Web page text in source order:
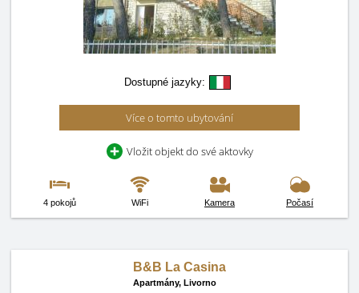
Dostupné jazyky:
Více o tomto ubytování
Vložit objekt do své aktovky
4 pokojů WiFi Kamera Počasí
B&B La Casina
Apartmány, Livorno